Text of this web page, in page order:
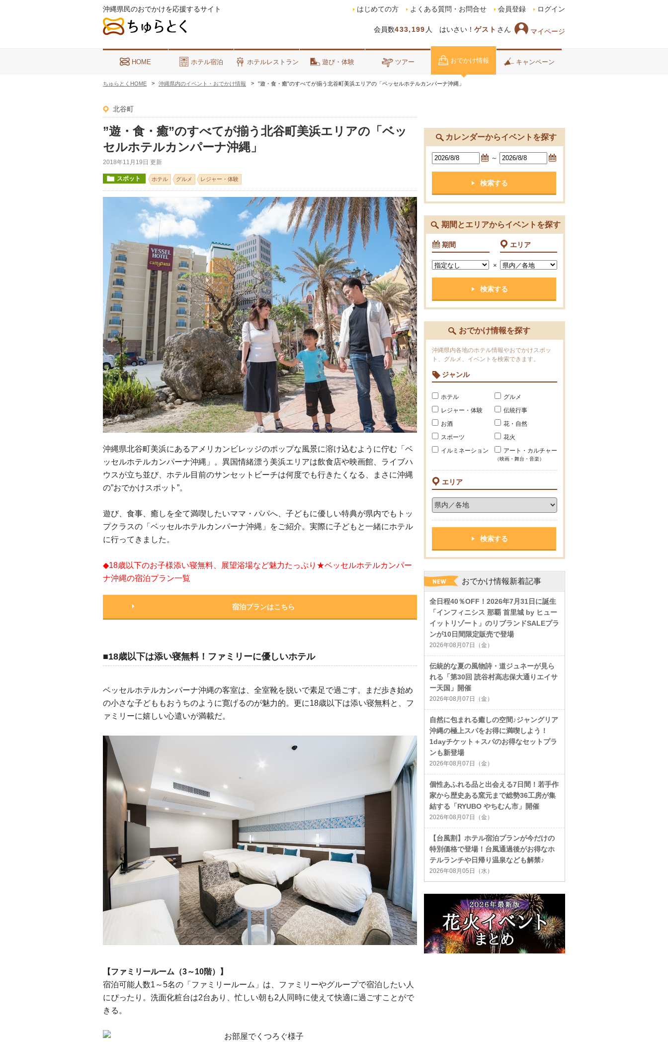
沖縄県民のおでかけを応援するサイト
会員数433,199 人 はいさい！ ゲスト さん マイページ
はじめての方 よくある質問・お問合せ 会員登録 ログイン
HOME ホテル宿泊 ホテルレストラン 遊び・体験 ツアー おでかけ情報 キャンペーン
ちゅらとくHOME 沖縄県内のイベント・おでかけ情報 ”遊・食・癒”のすべてが揃う北谷町美浜エリアの「ベッセルホテルカンパーナ沖縄」
カレンダーからイベントを探す
～
期間とエリアからイベントを探す
期間
×
エリア
おでかけ情報を探す
沖縄県内各地のホテル情報やおでかけスポッ
ト、グルメ、イベントを検索できます。
ジャンル
ホテル
グルメ
レジャー・体験
伝統行事
お酒
花・自然
スポーツ
花火
イルミネーション
アート・カルチャー
（映画・舞台・音楽）
エリア
おでかけ情報新着記事
全日程40％OFF！2026年7月31日に誕生
「インフィニシス 那覇 首里城 by ヒュー
イットリゾート」のリブランドSALEプラ
ンが10日間限定販売で登場
2026年08月07日（金）
伝統的な夏の風物詩・道ジュネーが見ら
れる「第30回 読谷村高志保大通りエイサ
ー天国」開催
2026年08月07日（金）
自然に包まれる癒しの空間♪ジャングリア
沖縄の極上スパをお得に満喫しよう！
1dayチケット＋スパのお得なセットプラ
ンも新登場
2026年08月07日（金）
個性あふれる品と出会える7日間！若手作
家から歴史ある窯元まで総勢36工房が集
結する「RYUBO やちむん市」開催
2026年08月07日（金）
【台風割】ホテル宿泊プランが今だけの
特別価格で登場！台風通過後がお得なホ
テルランチや日帰り温泉なども解禁♪
2026年08月05日（水）
北谷町
”遊・食・癒”のすべてが揃う北谷町美浜エリアの「ベッ
セルホテルカンパーナ沖縄」
2018年11月19日 更新
スポット ホテル グルメ レジャー・体験
沖縄県北谷町美浜にあるアメリカンビレッジのポップな風景に溶け込むように佇む「ベ
ッセルホテルカンパーナ沖縄」。異国情緒漂う美浜エリアは飲食店や映画館、ライブハ
ウスが立ち並び、ホテル目前のサンセットビーチは何度でも行きたくなる、まさに沖縄
の”おでかけスポット”。
遊び、食事、癒しを全て満喫したいママ・パパへ、子どもに優しい特典が県内でもトッ
プクラスの「ベッセルホテルカンパーナ沖縄」をご紹介。実際に子どもと一緒にホテル
に行ってきました。
◆18歳以下のお子様添い寝無料、展望浴場など魅力たっぷり★ベッセルホテルカンパー
ナ沖縄の宿泊プラン一覧
宿泊プランはこちら
■18歳以下は添い寝無料！ファミリーに優しいホテル
ベッセルホテルカンパーナ沖縄の客室は、全室靴を脱いで素足で過ごす。まだ歩き始め
の小さな子どももおうちのように寛げるのが魅力的。更に18歳以下は添い寝無料と、フ
ァミリーに嬉しい心遣いが満載だ。
【ファミリールーム（3～10階）】
宿泊可能人数1～5名の「ファミリールーム」は、ファミリーやグループで宿泊したい人
にぴったり。洗面化粧台は2台あり、忙しい朝も2人同時に使えて快適に過ごすことがで
きる。